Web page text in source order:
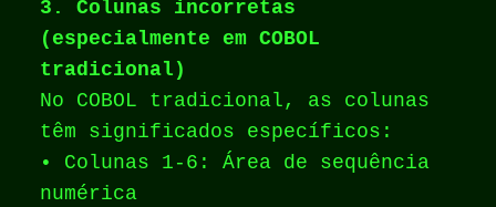
3. Colunas incorretas
(especialmente em COBOL
tradicional)
No COBOL tradicional, as colunas
têm significados específicos:
• Colunas 1-6: Área de sequência
numérica